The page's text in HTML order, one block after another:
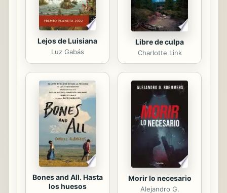
complejo...
Lejos de Luisiana
Luz Gabás
Libre de culpa
Charlotte Link
Bones and All. Hasta
los huesos
Morir lo necesario
Alejandro G.